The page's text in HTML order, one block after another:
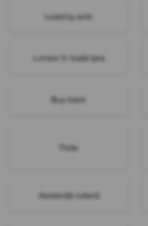
Leasing auto
Livrare în toată țara
Buy-back
Flote
Asistență rutieră